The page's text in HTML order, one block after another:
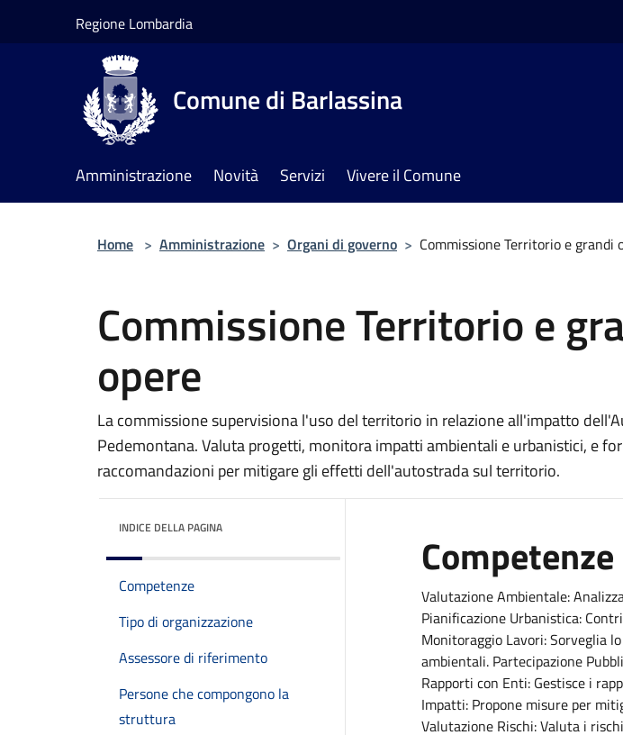
Regione Lombardia
Comune di Barlassina
Amministrazione Novità Servizi Vivere il Comune
Home > Amministrazione > Organi di governo > Commissione Territorio e grandi
Commissione Territorio e
opere
La commissione supervisiona l'uso del territorio in relazione all'impatto
Pedemontana. Valuta progetti, monitora impatti ambientali e urbanistici, e
raccomandazioni per mitigare gli effetti dell'autostrada sul territorio.
INDICE DELLA PAGINA
Competenze
Tipo di organizzazione
Assessore di riferimento
Persone che compongono la
struttura
Competenze
Valutazione Ambientale:
Pianificazione Urbanistica:
Monitoraggio Lavori: Sorveglia
ambientali. Partecipazione
Rapporti con Enti: Gestisce i
Impatti: Propone misure per
Valutazione Rischi: Valuta i